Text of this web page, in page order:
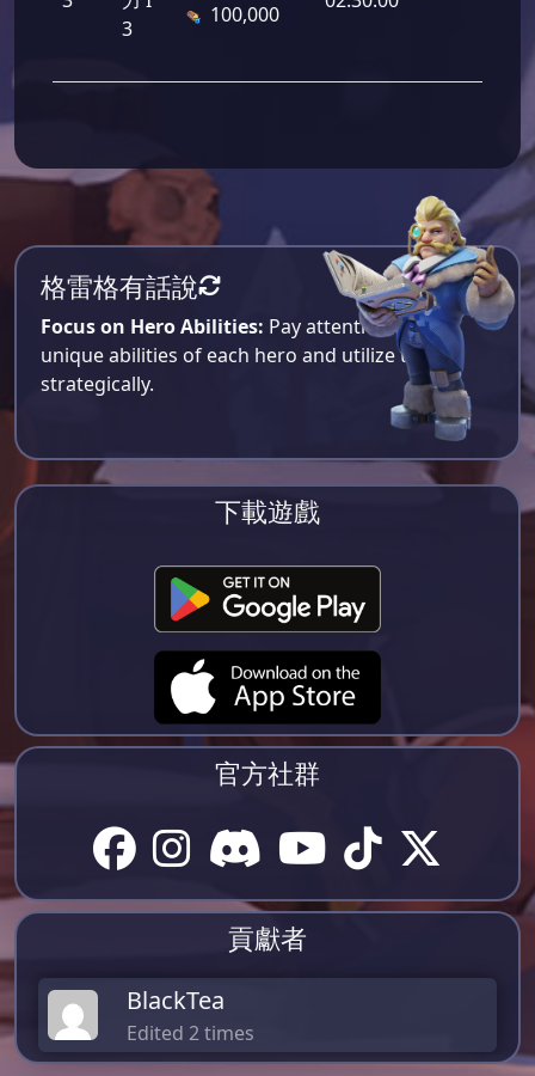
3
100,000
格雷格有話說
Focus on Hero Abilities: Pay attention to the
unique abilities of each hero and utilize them
strategically.
下載遊戲
官方社群
貢獻者
BlackTea
Edited 2 times